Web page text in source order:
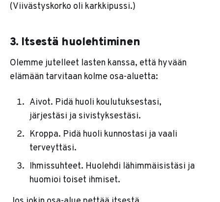
(Viivästyskorko oli karkkipussi.)
3. Itsestä huolehtiminen
Olemme jutelleet lasten kanssa, että hyvään
elämään tarvitaan kolme osa-aluetta:
Aivot. Pidä huoli koulutuksestasi,
järjestäsi ja sivistyksestäsi.
Kroppa. Pidä huoli kunnostasi ja vaali
terveyttäsi.
Ihmissuhteet. Huolehdi lähimmäisistäsi ja
huomioi toiset ihmiset.